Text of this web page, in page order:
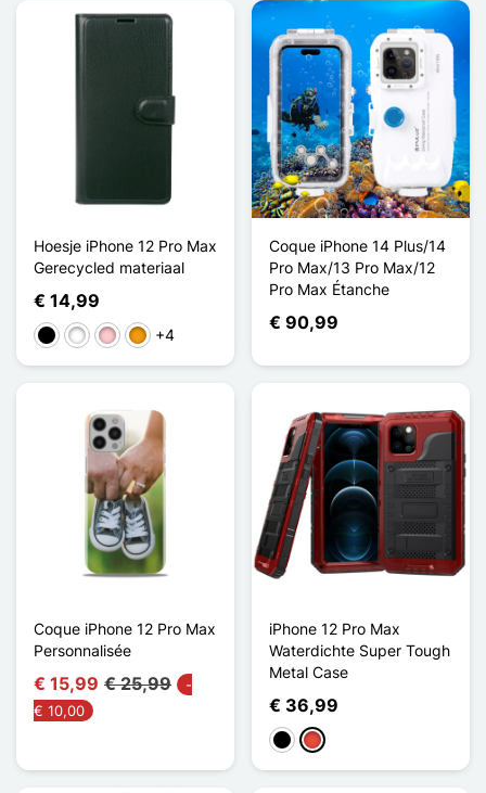
Hoesje iPhone 12 Pro Max
Gerecycled materiaal
€ 14,99
ZwartWit RozeOranje
+4
Coque iPhone 14 Plus/14
Pro Max/13 Pro Max/12
Pro Max Étanche
€ 90,99
Coque iPhone 12 Pro Max
Personnalisée
€ 15,99 € 25,99
-
€ 10,00
iPhone 12 Pro Max
Waterdichte Super Tough
Metal Case
€ 36,99
ZwartRood